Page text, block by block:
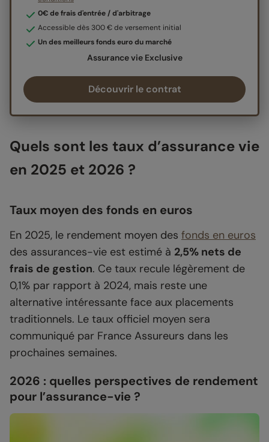
0€ de frais d'entrée / d'arbitrage
Accessible dès 300 € de versement initial
Un des meilleurs fonds euro du marché
Assurance vie Exclusive
Découvrir le contrat
Quels sont les taux d’assurance vie
en 2025 et 2026 ?
Taux moyen des fonds en euros
En 2025, le rendement moyen des fonds en euros
des assurances-vie est estimé à 2,5% nets de
frais de gestion. Ce taux recule légèrement de
0,1% par rapport à 2024, mais reste une
alternative intéressante face aux placements
traditionnels. Le taux officiel moyen sera
communiqué par France Assureurs dans les
prochaines semaines.
2026 : quelles perspectives de rendement
pour l’assurance-vie ?